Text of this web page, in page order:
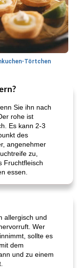
Törtchen
Kuchen
Sie ihn nach
rohe ist
Es kann 2-3
des
angenehmer
zu,
Fruchtfleisch
essen.
allergisch und
Wer
sollte es
dem
und zu einem